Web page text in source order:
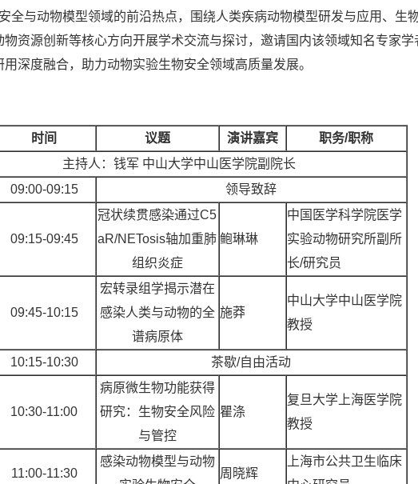
与动物模型领域的前沿热点，围绕人类疾病动物模型研发与应用、生
资源创新等核心方向开展学术交流与探讨，邀请国内该领域知名专家学
深度融合，助力动物实验生物安全领域高质量发展。
时间 议题 演讲嘉宾 职务/职称
主持人：钱军 中山大学中山医学院副院长
09:00-09:15 领导致辞
09:15-09:45
冠状续贯感染通过C5
aR/NETosis轴加重肺
组织炎症
鲍琳琳
中国医学科学院医学
实验动物研究所副所
长/研究员
09:45-10:15
宏转录组学揭示潜在
感染人类与动物的全
谱病原体
施莽
中山大学中山医学院
教授
10:15-10:30 茶歇/自由活动
10:30-11:00
病原微生物功能获得
研究：生物安全风险
与管控
瞿涤
复旦大学上海医学院
教授
11:00-11:30
感染动物模型与动物
周晓辉
上海市公共卫生临床